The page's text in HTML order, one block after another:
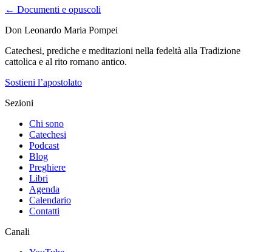
← Documenti e opuscoli
Don Leonardo Maria Pompei
Catechesi, prediche e meditazioni nella fedeltà alla Tradizione
cattolica e al rito romano antico.
Sostieni l’apostolato
Sezioni
Chi sono
Catechesi
Podcast
Blog
Preghiere
Libri
Agenda
Calendario
Contatti
Canali